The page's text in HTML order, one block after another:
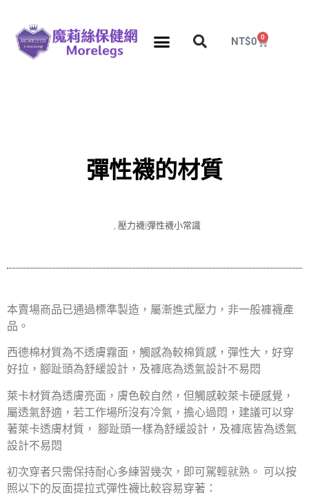
NT$0 0
彈性襪的材質
, 壓力襪|彈性襪小常識
本賣場商品已通過標準製造，屬漸進式壓力，非一般褲襪產
品。
西德棉材質為不透膚霧面，觸感為較棉質感，彈性大，好穿
好拉，腳趾頭為舒緩設計，及褲底為透氣設計不易悶
萊卡材質為透膚亮面，膚色較自然，但觸感較萊卡硬感覺，
屬透氣舒適，若工作場所沒有冷氣，擔心過悶，建議可以穿
著萊卡透膚材質， 腳趾頭一樣為舒緩設計，及褲底皆為透氣
設計不易悶
初次穿者只需保持耐心多練習幾次，即可駕輕就熟。 可以按
照以下的反面提拉式彈性襪比較容易穿著：